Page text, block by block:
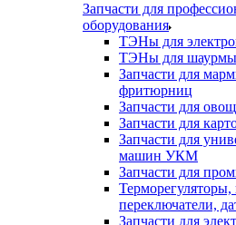
Запчасти для
оборудования
ТЭНы для
ТЭНы для
Запчасти для
фритюрниц
Запчасти для
Запчасти для
Запчасти для
машин УКМ
Запчасти для
Терморегуляторы,
переключатели,
Запчасти для